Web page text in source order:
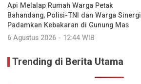
Api Melalap Rumah Warga Petak
Bahandang, Polisi-TNI dan Warga Sinergi
Padamkan Kebakaran di Gunung Mas
6 Agustus 2026 - 12:44 WIB
Trending di Berita Utama